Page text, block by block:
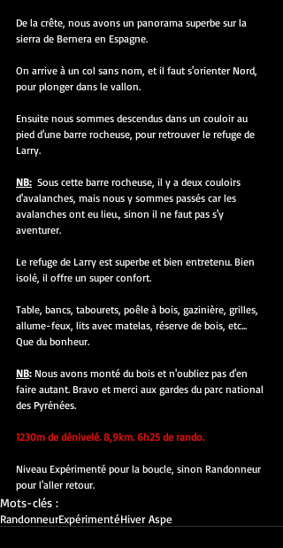
De la crête, nous avons un panorama superbe sur la
sierra de Bernera en Espagne.
On arrive à un col sans nom, et il faut s'orienter Nord,
pour plonger dans le vallon.
Ensuite nous sommes descendus dans un couloir au
pied d'une barre rocheuse, pour retrouver le refuge de
Larry.
NB:
  Sous cette barre rocheuse, il y a deux couloirs
d'avalanches, mais nous y sommes passés car les
avalanches ont eu lieu., sinon il ne faut pas s'y
aventurer.
Le refuge de Larry est superbe et bien entretenu. Bien
isolé, il offre un super confort.
Table, bancs, tabourets, poêle à bois, gazinière, grilles,
allume-feux, lits avec matelas, réserve de bois, etc...
Que du bonheur.
NB: Nous avons monté du bois et n'oubliez pas d'en
faire autant. Bravo et merci aux gardes du parc national
des Pyrénées.
1230m de dénivelé. 8,9km. 6h25 de rando.
Niveau Expérimenté pour la boucle, sinon Randonneur
pour l'aller retour.
Mots-clés :
RandonneurExpérimentéHiver Aspe